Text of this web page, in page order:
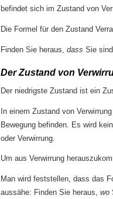
befindet sich im Zustand von
Die Formel für den Zustand
Finden Sie heraus, dass Sie sind.
Der Zustand von
Der niedrigste Zustand ist ein
In einem Zustand von
Bewegung befinden. Es wird
oder Verwirrung.
Um aus Verwirrung
Man wird feststellen, dass das
aussähe: Finden Sie heraus, wo